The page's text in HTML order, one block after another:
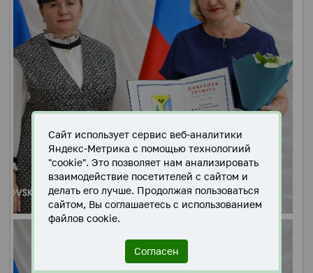
Сайт использует сервис веб-аналитики
Яндекс-Метрика с помощью технологиий
"cookie". Это позволяет нам анализировать
взаимодействие посетителей с сайтом и
делать его лучше. Продолжая пользоваться
сайтом, Вы соглашаетесь с использованием
файлов cookie.
Согласен